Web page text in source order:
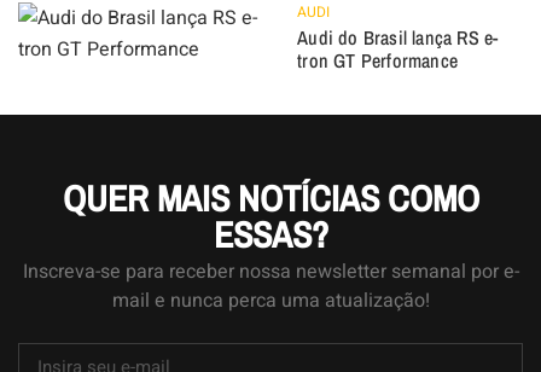
AUDI
Audi do Brasil lança RS e-
tron GT Performance
QUER MAIS NOTÍCIAS COMO
ESSAS?
Inscreva-se para receber nossa newsletter semanal por e-
mail e nunca perca uma atualização!